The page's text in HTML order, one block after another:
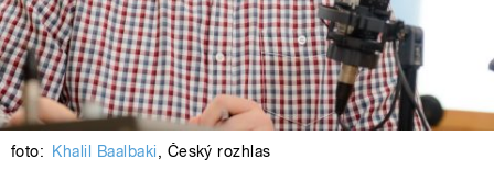
foto: Khalil Baalbaki, Český rozhlas